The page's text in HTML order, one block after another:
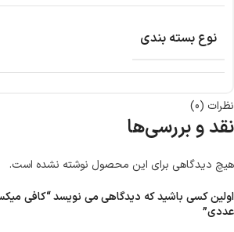
نوع بسته بندی
نظرات (0)
نقد و بررسی‌ها
هیچ دیدگاهی برای این محصول نوشته نشده است.
عددی”